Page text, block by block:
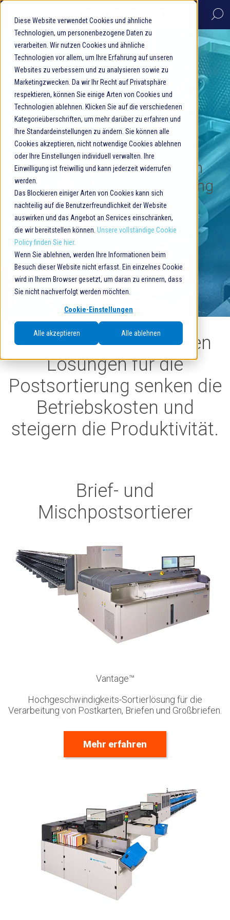
Diese Website verwendet Cookies und ähnliche
Technologien, um personenbezogene Daten zu
verarbeiten. Wir nutzen Cookies und ähnliche
Technologien vor allem, um Ihre Erfahrung auf unseren
Websites zu verbessern und zu analysieren sowie zu
Marketingzwecken. Da wir Ihr Recht auf Privatsphäre
respektieren, können Sie einige Arten von Cookies und
Technologien ablehnen. Klicken Sie auf die verschiedenen
Kategorieüberschriften, um mehr darüber zu erfahren und
Ihre Standardeinstellungen zu ändern. Sie können alle
Cookies akzeptieren, nicht notwendige Cookies ablehnen
oder Ihre Einstellungen individuell verwalten. Ihre
Einwilligung ist freiwillig und kann jederzeit widerrufen
werden.
Das Blockieren einiger Arten von Cookies kann sich
nachteilig auf die Benutzerfreundlichkeit der Website
auswirken und das Angebot an Services einschränken,
die wir bereitstellen können. Unsere vollständige Cookie
Policy finden Sie hier.
Wenn Sie ablehnen, werden Ihre Informationen beim
Besuch dieser Website nicht erfasst. Ein einzelnes Cookie
wird in Ihrem Browser gesetzt, um daran zu erinnern, dass
Sie nicht nachverfolgt werden möchten.
Cookie-Einstellungen
Alle akzeptieren Alle ablehnen
Sortiersysteme
Kostensenkung und
Compliance-Steigerung durch
Sortierung und Nachverfolgung
von Briefen und Paketen.
Unsere automatisierten
Lösungen für die
Postsortierung senken die
Betriebskosten und
steigern die Produktivität.
Brief- und
Mischpostsortierer
Vantage™
Hochgeschwindigkeits-Sortierlösung für die
Verarbeitung von Postkarten, Briefen und Großbriefen.
Mehr erfahren